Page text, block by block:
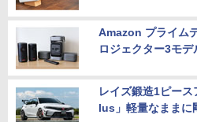
Amazon プライム
ロジェクター3モデ
レイズ鍛造1ピー
lus」軽量なままに